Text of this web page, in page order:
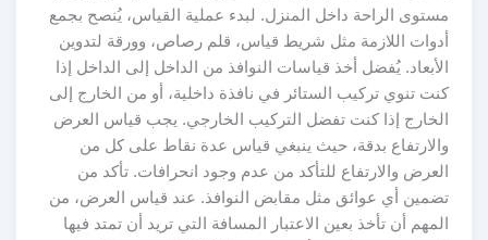
مستوى الراحة داخل المنزل. لبدء عملية القياس، يُنصح بجمع
أدوات اللازمة مثل شريط قياس، قلم رصاص، وورقة لتدوين
الأبعاد. يُفضل أخذ قياسات النوافذ من الداخل إلى الداخل إذا
كنت تنوي تركيب الستائر في نافذة داخلية، أو من الخارج إلى
الخارج إذا كنت تفضل التركيب الخارجي. يجب قياس العرض
والارتفاع بدقة، حيث ينبغي قياس عدة نقاط على كل من
العرض والارتفاع للتأكد من عدم وجود انحرافات. تأكد من
تضمين أي عوائق مثل مقابض النوافذ. عند قياس العرض، من
المهم أن تأخذ بعين الاعتبار المسافة التي تريد أن تمتد فيها